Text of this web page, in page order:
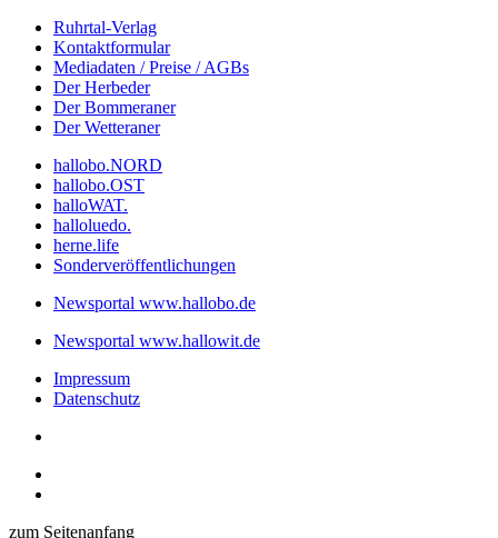
Ruhrtal-Verlag
Kontaktformular
Mediadaten / Preise / AGBs
Der Herbeder
Der Bommeraner
Der Wetteraner
hallobo.NORD
hallobo.OST
halloWAT.
halloluedo.
herne.life
Sonderveröffentlichungen
Newsportal www.hallobo.de
Newsportal www.hallowit.de
Impressum
Datenschutz
zum Seitenanfang